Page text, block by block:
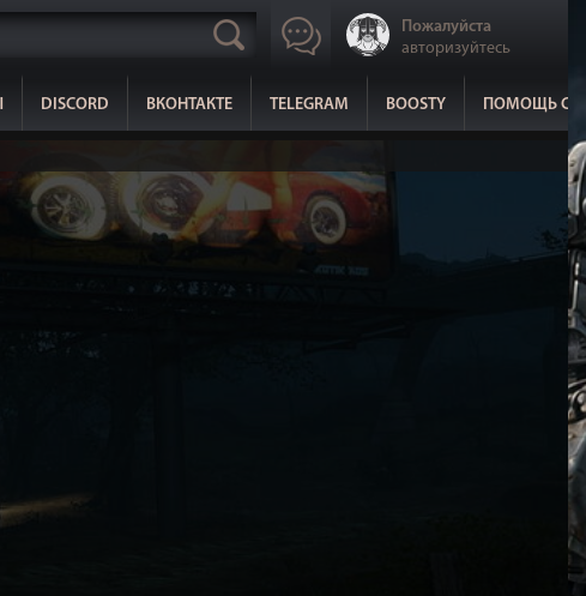
Пожалуйста
авторизуйтесь
DISCORD ВКОНТАКТЕ TELEGRAM BOOSTY ПОМОЩЬ